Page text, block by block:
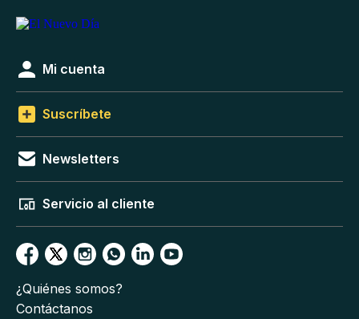
Mi cuenta
Suscríbete
Newsletters
Servicio al cliente
¿Quiénes somos?
Contáctanos